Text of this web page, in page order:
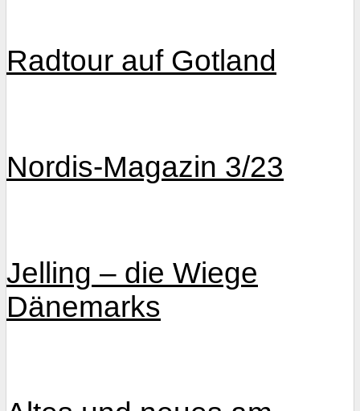
Radtour auf Gotland
Nordis-Magazin 3/23
Jelling – die Wiege
Dänemarks